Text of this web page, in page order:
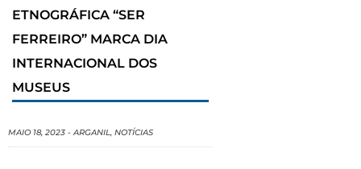
ETNOGRÁFICA “SER
FERREIRO” MARCA DIA
INTERNACIONAL DOS
MUSEUS
MAIO 18, 2023 -ARGANIL, NOTÍCIAS